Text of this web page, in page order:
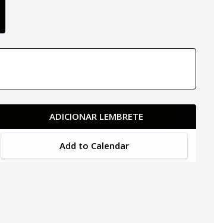
ADICIONAR LEMBRETE
Add to Calendar